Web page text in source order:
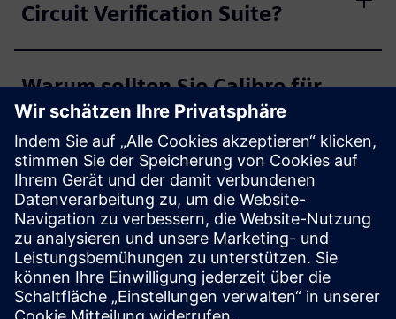
Circuit Verification Suite?
Warum sollten Sie Calibre für
die Schaltkreisverifizierung
wählen?